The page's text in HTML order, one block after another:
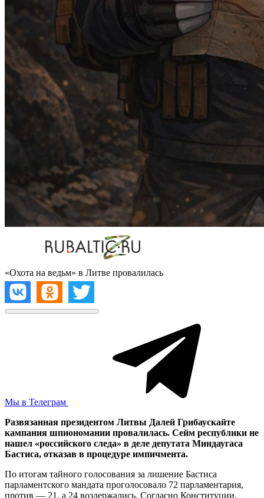
«Охота на ведьм» в Литве провалилась
Мы в Телеграм
Развязанная президентом Литвы Далей Грибаускайте
кампания шпиономании провалилась. Сейм республики не
нашел «российского следа» в деле депутата Миндаугаса
Бастиса, отказав в процедуре импичмента.
По итогам тайного голосования за лишение Бастиса
парламентского мандата проголосовало 72 парламентария,
против — 21, а 24 воздержались. Согласно Конституции,